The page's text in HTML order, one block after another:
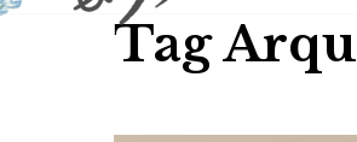
Tag